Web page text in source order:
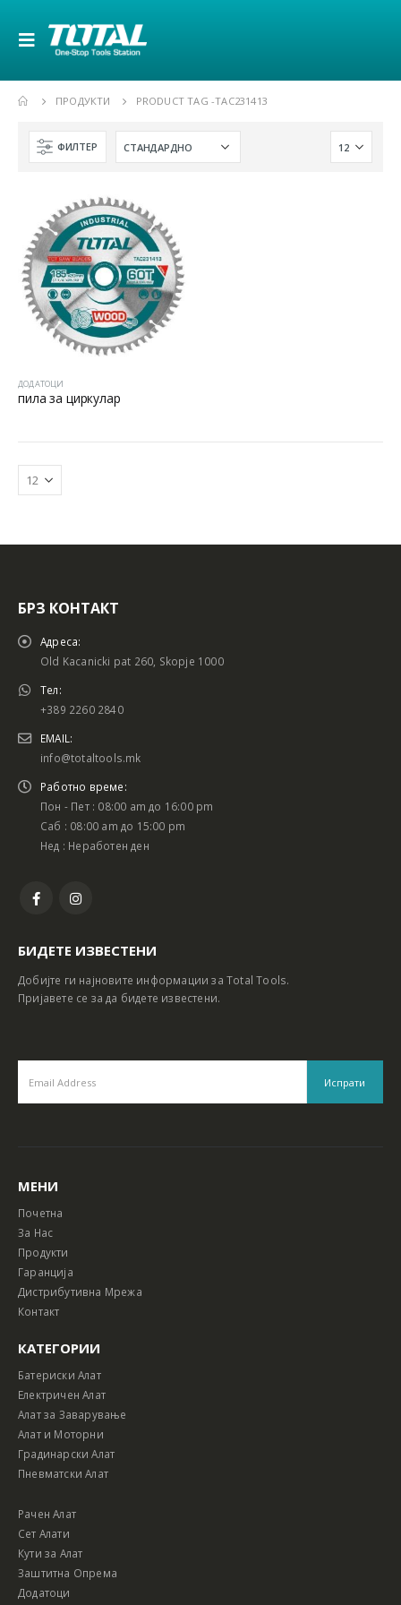
ПРОДУКТИ PRODUCT TAG -TAC231413
ФИЛТЕР
ДОДАТОЦИ
пила за циркулар
Батериски сет
Батериски сет Ротирачки Чекан и Бормашина 20V
БРЗ КОНТАКТ
Адреса:
Old Kacanicki pat 260, Skopje 1000
Тел:
+389 2260 2840
EMAIL:
info@totaltools.mk
Работно време:
Пон - Пет : 08:00 am до 16:00 pm
Саб : 08:00 am до 15:00 pm
Нед : Неработен ден
БИДЕТЕ ИЗВЕСТЕНИ
Добијте ги најновите информации за Total Tools.
Пријавете се за да бидете известени.
МЕНИ
Почетна
За Нас
Продукти
Гаранција
Дистрибутивна Мрежа
Контакт
КАТЕГОРИИ
Батериски Алат
Електричен Алат
Алат за Заварување
Алат и Моторни
Градинарски Алат
Пневматски Алат
Рачен Алат
Сет Алати
Кути за Алат
Заштитна Опрема
Додатоци